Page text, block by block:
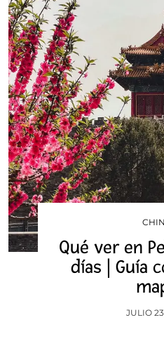
Qué ver en
días | Guía
JULIO